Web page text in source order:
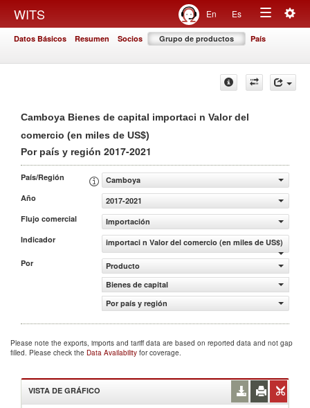
WITS En Es
Toggle
Datos Básicos Resumen Socios Grupo de productos País
Camboya Bienes de capital importaci n Valor del
comercio (en miles de US$)
Por país y región 2017-2021
País/Región
Camboya
Año
2017-2021
Flujo comercial
Importación
Indicador
importaci n Valor del comercio (en miles de US$)
Por
Producto
Bienes de capital
Por país y región
Please note the exports, imports and tariff data are based on reported data and not gap
filled. Please check the Data Availability for coverage.
VISTA DE GRÁFICO